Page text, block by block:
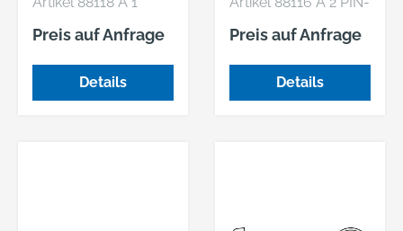
Diebstahlhemmende
Muttern,
„Abreißmuttern“
Preis auf Anfrage
Details
7380, M
Diebstahlhemmende
Schrauben m.
Flachkopf ~ ISO
Preis auf Anfrage
Details